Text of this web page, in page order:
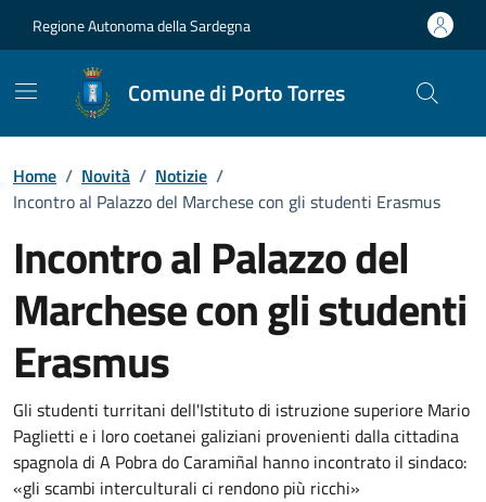
Regione Autonoma della Sardegna
Comune di Porto Torres
Home / Novità / Notizie /
Incontro al Palazzo del Marchese con gli studenti Erasmus
Incontro al Palazzo del
Marchese con gli studenti
Erasmus
Dettagli della notizia
Gli studenti turritani dell'Istituto di istruzione superiore Mario
Paglietti e i loro coetanei galiziani provenienti dalla cittadina
spagnola di A Pobra do Caramiñal hanno incontrato il sindaco:
«gli scambi interculturali ci rendono più ricchi»